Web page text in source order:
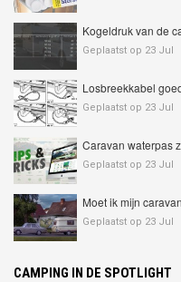
Kogeldruk van de
Geplaatst op 23 Jul
Losbreekkabel
Geplaatst op 23 Jul
Caravan waterpas
Geplaatst op 23 Jul
Moet ik mijn
Geplaatst op 23 Jul
CAMPING IN DE SPOTLIGHT